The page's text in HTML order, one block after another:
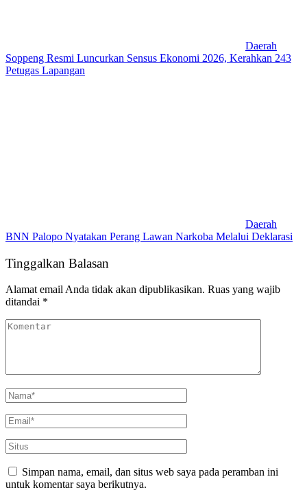
Daerah
Soppeng Resmi Luncurkan Sensus Ekonomi 2026, Kerahkan 243
Petugas Lapangan
Daerah
BNN Palopo Nyatakan Perang Lawan Narkoba Melalui Deklarasi
Tinggalkan Balasan
Alamat email Anda tidak akan dipublikasikan. Ruas yang wajib
ditandai *
Simpan nama, email, dan situs web saya pada peramban ini
untuk komentar saya berikutnya.